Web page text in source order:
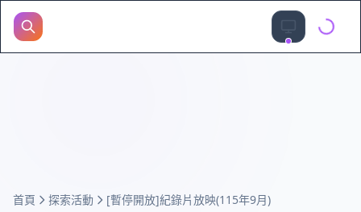
首頁 探索活動 [暫停開放]紀錄片放映(115年9月)